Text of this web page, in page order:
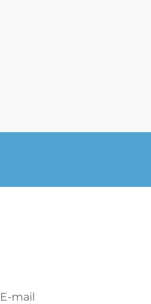
E-mail